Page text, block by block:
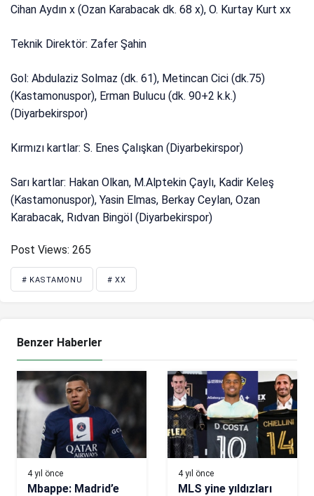
Cihan Aydın x (Ozan Karabacak dk. 68 x), O. Kurtay Kurt xx
Teknik Direktör: Zafer Şahin
Gol: Abdulaziz Solmaz (dk. 61), Metincan Cici (dk.75)
(Kastamonuspor), Erman Bulucu (dk. 90+2 k.k.)
(Diyarbekirspor)
Kırmızı kartlar: S. Enes Çalışkan (Diyarbekirspor)
Sarı kartlar: Hakan Olkan, M.Alptekin Çaylı, Kadir Keleş
(Kastamonuspor), Yasin Elmas, Berkay Ceylan, Ozan
Karabacak, Rıdvan Bingöl (Diyarbekirspor)
Post Views: 265
# KASTAMONU # XX
Benzer Haberler
4 yıl önce
Mbappe: Madrid’e
4 yıl önce
MLS yine yıldızları